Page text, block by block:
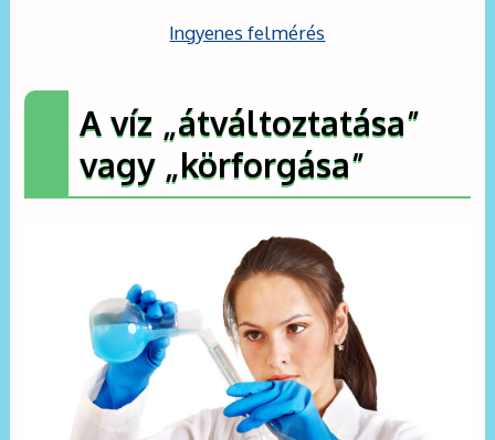
Ingyenes felmérés
A víz „átváltoztatása”
vagy „körforgása”